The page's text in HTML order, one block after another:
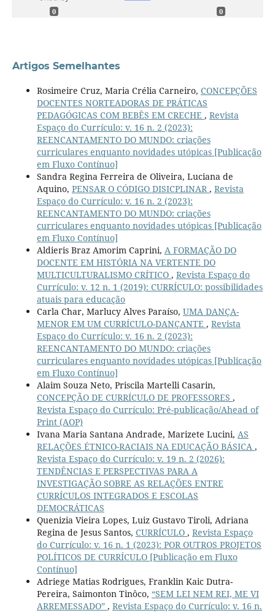
0 0
Artigos Semelhantes
Rosimeire Cruz, Maria Crélia Carneiro, CONCEPÇÕES
DOCENTES NORTEADORAS DE PRÁTICAS
PEDAGÓGICAS COM BEBÊS EM CRECHE , Revista
Espaço do Currículo: v. 16 n. 2 (2023):
REENCANTAMENTO DO MUNDO: criações
curriculares enquanto novidades utópicas [Publicação
em Fluxo Contínuo]
Sandra Regina Ferreira de Oliveira, Luciana de
Aquino, PENSAR O CÓDIGO DISICPLINAR , Revista
Espaço do Currículo: v. 16 n. 2 (2023):
REENCANTAMENTO DO MUNDO: criações
curriculares enquanto novidades utópicas [Publicação
em Fluxo Contínuo]
Aldieris Braz Amorim Caprini, A FORMAÇÃO DO
DOCENTE EM HISTÓRIA NA VERTENTE DO
MULTICULTURALISMO CRÍTICO , Revista Espaço do
Currículo: v. 12 n. 1 (2019): CURRÍCULO: possibilidades
atuais para educação
Carla Char, Marlucy Alves Paraíso, UMA DANÇA-
MENOR EM UM CURRÍCULO-DANÇANTE , Revista
Espaço do Currículo: v. 16 n. 2 (2023):
REENCANTAMENTO DO MUNDO: criações
curriculares enquanto novidades utópicas [Publicação
em Fluxo Contínuo]
Alaim Souza Neto, Priscila Martelli Casarin,
CONCEPÇÃO DE CURRÍCULO DE PROFESSORES ,
Revista Espaço do Currículo: Pré-publicação/Ahead of
Print (AOP)
Ivana Maria Santana Andrade, Marizete Lucini, AS
RELAÇÕES ÉTNICO-RACIAIS NA EDUCAÇÃO BÁSICA ,
Revista Espaço do Currículo: v. 19 n. 2 (2026):
TENDÊNCIAS E PERSPECTIVAS PARA A
INVESTIGAÇÃO SOBRE AS RELAÇÕES ENTRE
CURRÍCULOS INTEGRADOS E ESCOLAS
DEMOCRÁTICAS
Quenizia Vieira Lopes, Luiz Gustavo Tiroli, Adriana
Regina de Jesus Santos, CURRÍCULO , Revista Espaço
do Currículo: v. 16 n. 1 (2023): POR OUTROS PROJETOS
POLÍTICOS DE CURRÍCULO [Publicação em Fluxo
Contínuo]
Adriege Matias Rodrigues, Franklin Kaic Dutra-
Pereira, Saimonton Tinôco, “SEM LEI NEM REI, ME VI
ARREMESSADO” , Revista Espaço do Currículo: v. 16 n.